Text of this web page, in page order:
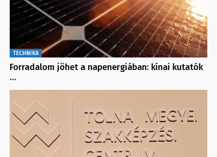
TECHNIKA
Forradalom jöhet a napenergiában: kínai kutatók
…